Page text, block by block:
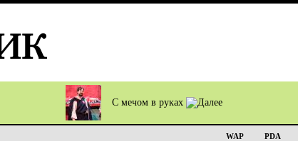
С мечом в руках
WAP PDA